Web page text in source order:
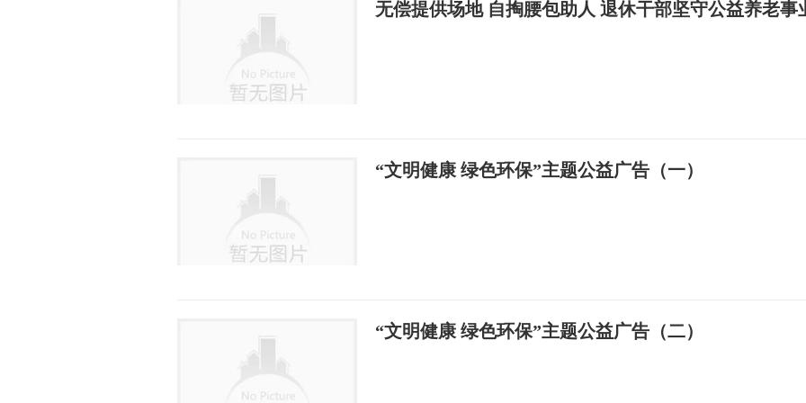
无偿提供场地 自掏腰包助人 退休干部坚守公益养老事
“文明健康 绿色环保”主题公益广告（一）
“文明健康 绿色环保”主题公益广告（二）